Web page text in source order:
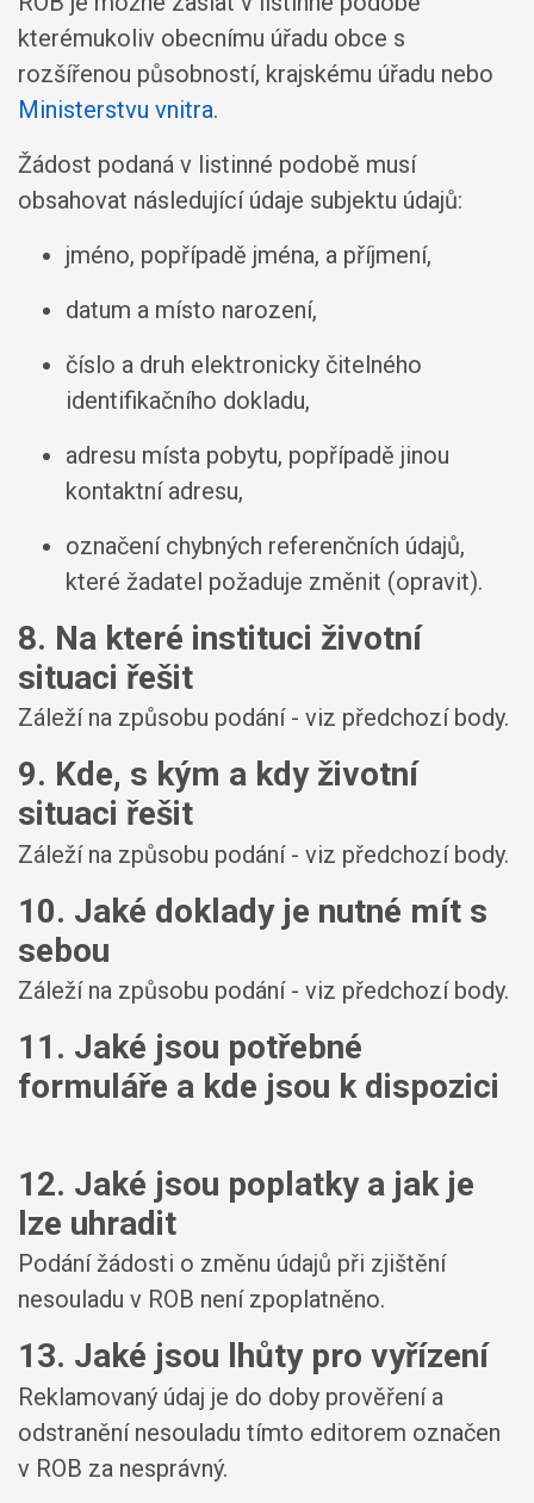
kterémukoliv obecnímu úřadu obce s
rozšířenou působností, krajskému úřadu nebo
Ministerstvu vnitra.
Žádost podaná v listinné podobě musí
obsahovat následující údaje subjektu údajů:
jméno, popřípadě jména, a příjmení,
datum a místo narození,
číslo a druh elektronicky čitelného
identifikačního dokladu,
adresu místa pobytu, popřípadě jinou
kontaktní adresu,
označení chybných referenčních údajů,
které žadatel požaduje změnit (opravit).
8. Na které instituci životní
situaci řešit
Záleží na způsobu podání - viz předchozí body.
9. Kde, s kým a kdy životní
situaci řešit
Záleží na způsobu podání - viz předchozí body.
10. Jaké doklady je nutné mít s
sebou
Záleží na způsobu podání - viz předchozí body.
11. Jaké jsou potřebné
formuláře a kde jsou k dispozici
12. Jaké jsou poplatky a jak je
lze uhradit
Podání žádosti o změnu údajů při zjištění
nesouladu v ROB není zpoplatněno.
13. Jaké jsou lhůty pro vyřízení
Reklamovaný údaj je do doby prověření a
odstranění nesouladu tímto editorem označen
v ROB za nesprávný.